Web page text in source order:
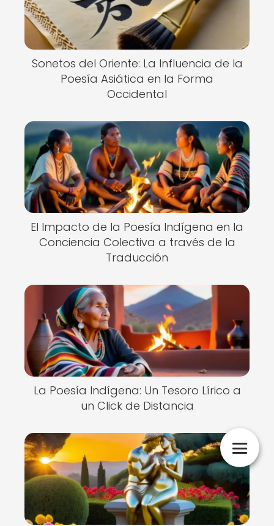
Sonetos del Oriente: La Influencia de la
Poesía Asiática en la Forma
Occidental
El Impacto de la Poesía Indígena en la
Conciencia Colectiva a través de la
Traducción
La Poesía Indígena: Un Tesoro Lírico a
un Click de Distancia